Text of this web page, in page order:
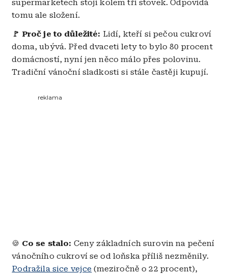
supermarketech stojí kolem tří stovek. Odpovídá
tomu ale složení.
🚩 Proč je to důležité: Lidí, kteří si pečou cukroví
doma, ubývá. Před dvaceti lety to bylo 80 procent
domácností, nyní jen něco málo přes polovinu.
Tradiční vánoční sladkosti si stále častěji kupují.
reklama
🍪 Co se stalo: Ceny základních surovin na pečení
vánočního cukroví se od loňska příliš nezměnily.
Podražila sice vejce (meziročně o 22 procent),